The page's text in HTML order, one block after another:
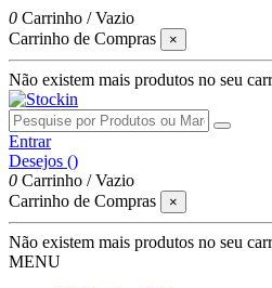
0 Carrinho /Vazio
Carrinho de Compras
×
Não existem mais produtos no seu
Entrar
Desejos ()
0 Carrinho /Vazio
Carrinho de Compras
×
Não existem mais produtos no seu
MENU